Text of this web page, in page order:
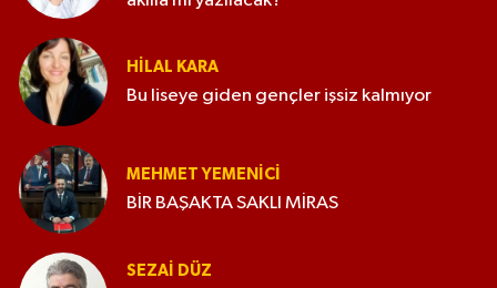
HILAL KARA
Bu liseye giden gençler işsiz kalmıyor
MEHMET YEMENICI
BİR BAŞAKTA SAKLI MİRAS
SEZAI DÜZ